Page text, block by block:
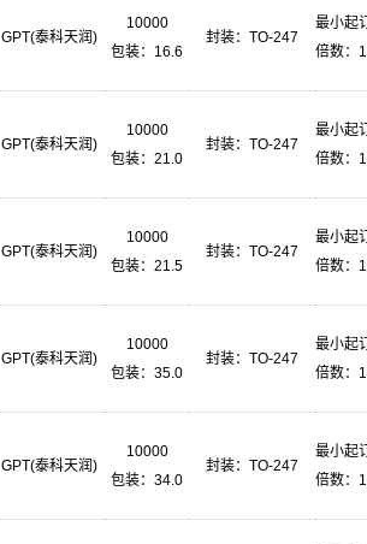
碳化硅
应用领域
手机、计
大数据、
GPT(泰科天润)
10000
包装：16.6
封装： TO-247
最小起
倍数：1
GPT(泰科天润)
10000
包装：21.0
封装： TO-247
最小起
倍数：1
GPT(泰科天润)
10000
包装：21.5
封装： TO-247
最小起
倍数：1
GPT(泰科天润)
10000
包装：35.0
封装： TO-247
最小起
倍数：1
GPT(泰科天润)
10000
包装：34.0
封装： TO-247
最小起
倍数：1